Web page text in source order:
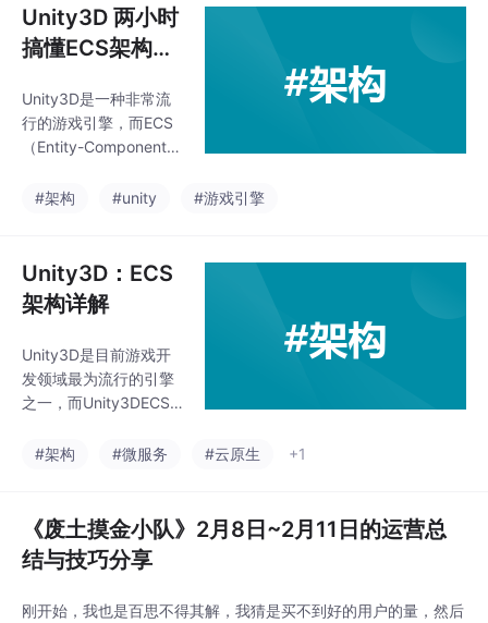
一个基本的水体交互系
统，包括技术概览、步
骤分解以及关键代码实
游戏开发交流小组，大
家可以点击进来一起交
流一下开发经验呀！
Unity3D 两小时
搞懂ECS架构详
Unity3D是一种非常流
行的游戏引擎，而ECS
（Entity-Component-S
兴的游戏开发架构。本
在两小时内了解ECS架
构的原理和实现方法。
对惹，这里有一个游戏
家可以点击进来一起交
流一下开发经验呀！
一、什么是ECS架构？E
架构，它将游戏对象分
#架构 #unity #游戏引擎
Unity3D：ECS
架构详解
Unity3D是目前游戏开
发领域最为流行的引擎
之一，而Unity3DECS
擎的基础上，针对游戏
的一种架构。本文将详
细介绍Unity3DECS架
构的技术细节和代码实
游戏开发交流小组，希
#架构 #微服务 #云原生 +1
《废土摸金小队》2月8日~2月11日的运营总
结与技巧分享
刚开始，我也是百思不得其解，我猜是买不到好的用户的量，然后